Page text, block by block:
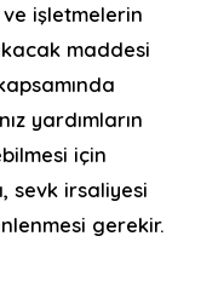
işletmelerin
maddesi
yardımların
için
sevk irsaliyesi
gerekir.